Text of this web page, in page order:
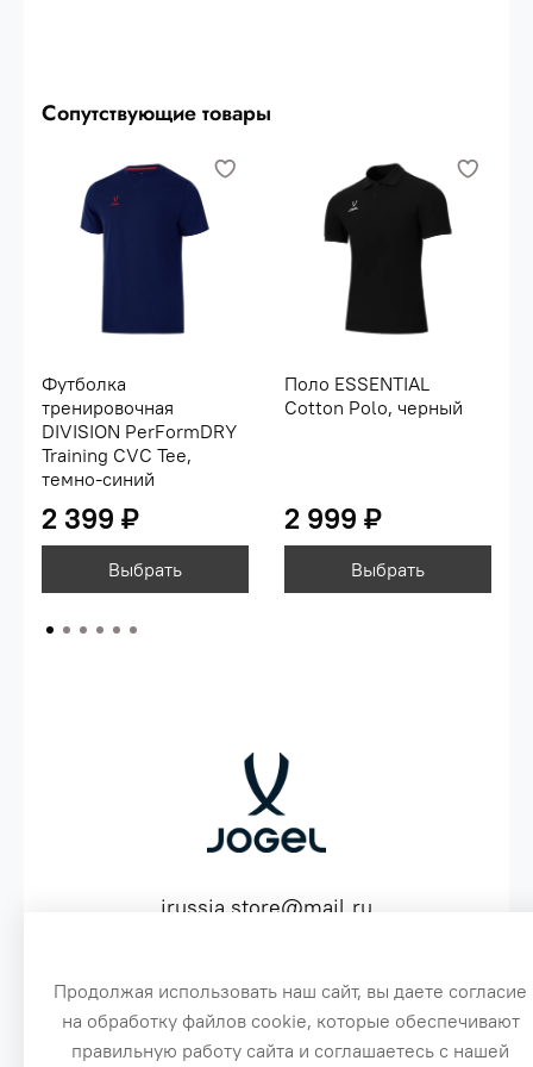
Сопутствующие товары
Футболка
тренировочная
DIVISION PerFormDRY
Training CVC Tee,
темно-синий
2 399 ₽
Выбрать
Поло ESSENTIAL
Cotton Polo, черный
2 999 ₽
Выбрать
jrussia.store@mail.ru
Продолжая использовать наш сайт, вы даете согласие
на обработку файлов cookie, которые обеспечивают
правильную работу сайта и соглашаетесь с нашей
3